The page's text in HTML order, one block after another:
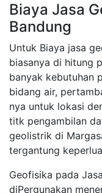
Biaya Jasa
Bandung
Untuk Biaya jasa
biasanya di hitung
banyak kebutuhan
bidang air,
nya untuk lokasi
titk pengambilan
geolistrik di
tergantung
Geofisika pada
diPergunakan